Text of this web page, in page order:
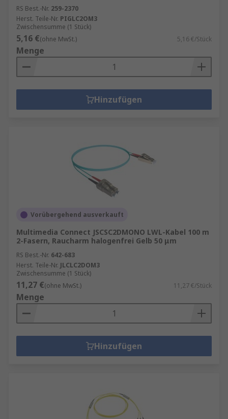
RS Best.-Nr. 259-2370
Herst. Teile-Nr. PIGLC2OM3
Zwischensumme (1 Stück)
5,16 €(ohne MwSt.) 5,16 €/Stück
Menge
Hinzufügen
Vorübergehend ausverkauft
Multimedia Connect JSCSC2DMONO LWL-Kabel 100 m
2-Fasern, Raucharm halogenfrei Gelb 50 μm
RS Best.-Nr. 642-683
Herst. Teile-Nr. JLCLC2DOM3
Zwischensumme (1 Stück)
11,27 €(ohne MwSt.) 11,27 €/Stück
Menge
Hinzufügen